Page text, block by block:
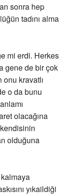
sonra hep
tadını alma
mi erdi. Herkes
gene de bir çok
kravatlı
o da bunu
olacağına
olduğuna
yıkaildiği